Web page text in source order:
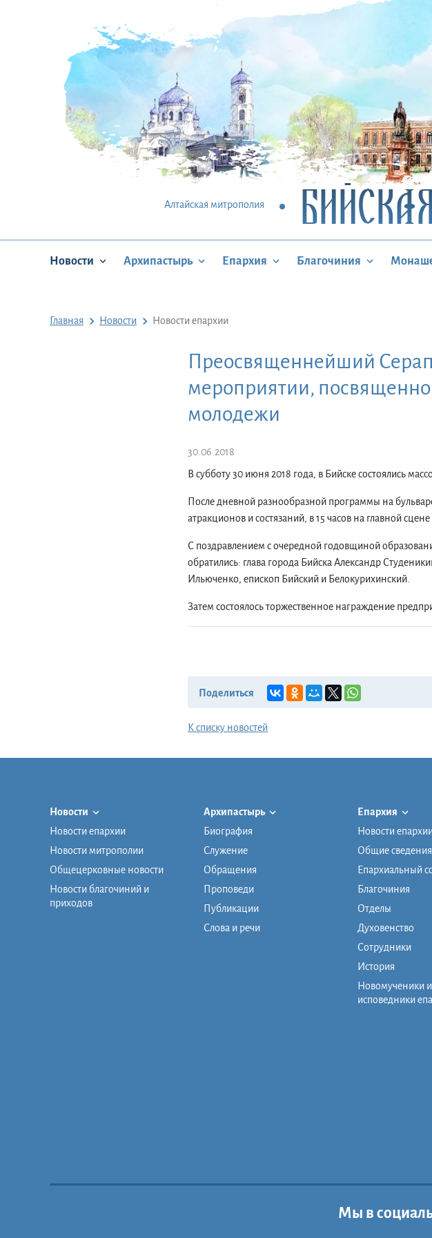
Алтайская митрополия
Новости Архипастырь Епархия Благочиния
Главная Новости Новости епархии
Преосвященнейший
мероприятии,
молодежи
30.06.2018
В субботу 30 июня 2018 года, в Бийске состоялись
После дневной разнообразной программы на
атракционов и состязаний, в 15 часов на главной
С поздравлением с очередной годовщиной
обратились: глава города Бийска Александр
Ильюченко, епископ Бийский и Белокурихинский.
Затем состоялось торжественное награждение
Поделиться
К списку новостей
Новости
Новости епархии
Новости митрополии
Общецерковные новости
Новости благочиний и
приходов
Архипастырь
Биография
Служение
Обращения
Проповеди
Публикации
Слова и речи
Епархия
Новости
Общие сведения
Епархиальный
Благочиния
Отделы
Духовенство
Сотрудники
История
Новомученики и
исповедники
Мы в